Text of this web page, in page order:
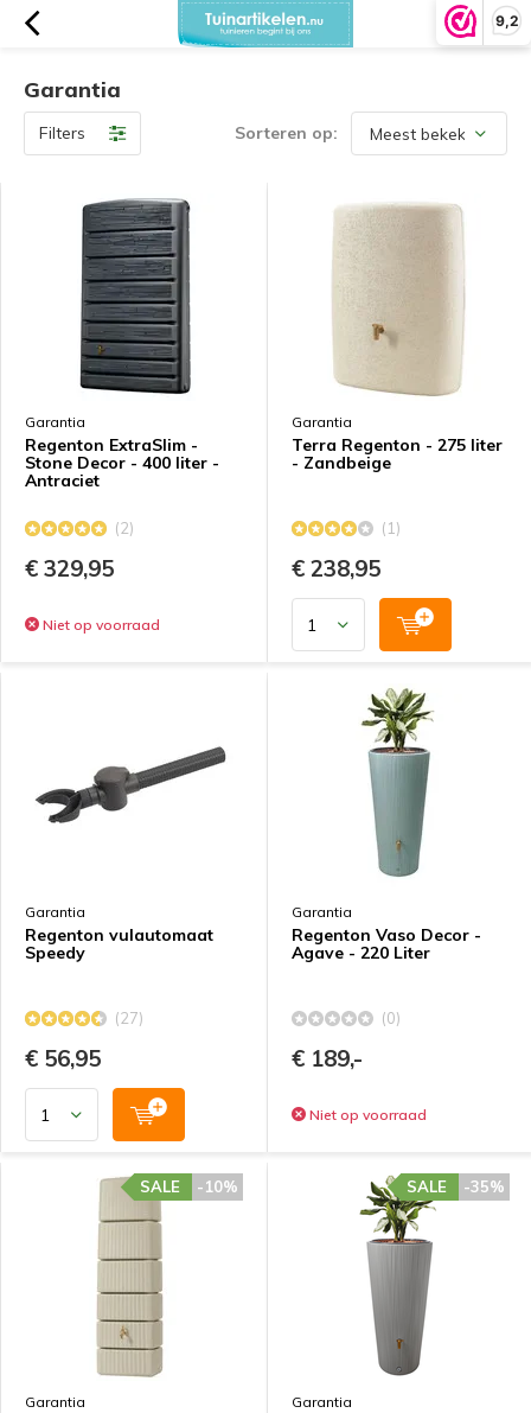
9,2
Garantia
Filters Sorteren op:
Garantia
Regenton ExtraSlim -
Stone Decor - 400 liter -
Antraciet
(2)
€ 329,95
Niet op voorraad
Garantia
Terra Regenton - 275 liter
- Zandbeige
(1)
€ 238,95
Garantia
Regenton vulautomaat
Speedy
(27)
€ 56,95
Garantia
Regenton Vaso Decor -
Agave - 220 Liter
(0)
€ 189,-
Niet op voorraad
Garantia
-10%
SALE
Garantia
-35%
SALE